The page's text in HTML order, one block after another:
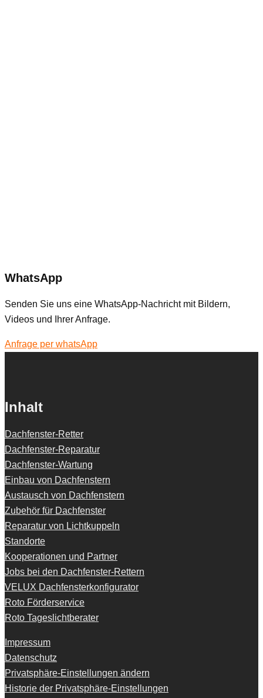
WhatsApp
Senden Sie uns eine WhatsApp-Nachricht mit Bildern,
Videos und Ihrer Anfrage.
Anfrage per whatsApp
Inhalt
Dachfenster-Retter
Dachfenster-Reparatur
Dachfenster-Wartung
Einbau von Dachfenstern
Austausch von Dachfenstern
Zubehör für Dachfenster
Reparatur von Lichtkuppeln
Standorte
Kooperationen und Partner
Jobs bei den Dachfenster-Rettern
VELUX Dachfensterkonfigurator
Roto Förderservice
Roto Tageslichtberater
Impressum
Datenschutz
Privatsphäre-Einstellungen ändern
Historie der Privatsphäre-Einstellungen